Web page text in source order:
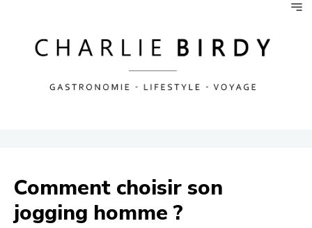
Comment choisir son
jogging homme ?